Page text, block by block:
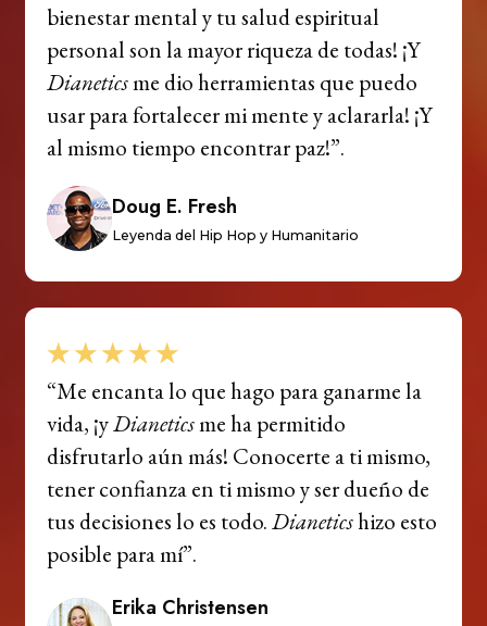
bienestar mental y tu salud espiritual
personal son la mayor riqueza de todas! ¡Y
Dianeticsme dio herramientas que puedo
usar para fortalecer mi mente y aclararla! ¡Y
al mismo tiempo encontrar paz!”.
Doug E. Fresh
Leyenda del Hip Hop y Humanitario
“Me encanta lo que hago para ganarme la
vida, ¡yDianeticsme ha permitido
disfrutarlo aún más! Conocerte a ti mismo,
tener confianza en ti mismo y ser dueño de
tus decisiones lo es todo.Dianeticshizo esto
posible para mí”.
Erika Christensen